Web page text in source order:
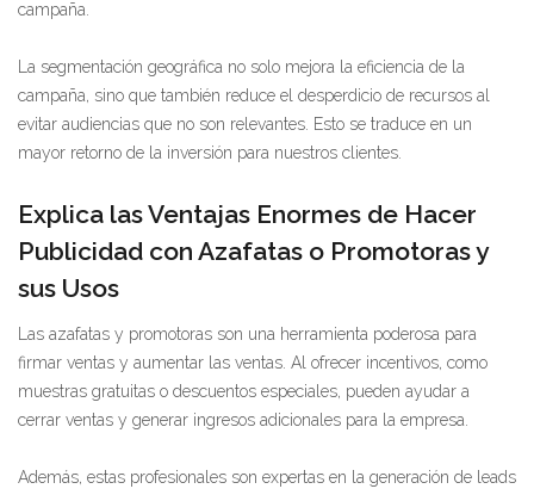
campaña.
La segmentación geográfica no solo mejora la eficiencia de la
campaña, sino que también reduce el desperdicio de recursos al
evitar audiencias que no son relevantes. Esto se traduce en un
mayor retorno de la inversión para nuestros clientes.
Explica las Ventajas Enormes de Hacer
Publicidad con Azafatas o Promotoras y
sus Usos
Las azafatas y promotoras son una herramienta poderosa para
firmar ventas y aumentar las ventas. Al ofrecer incentivos, como
muestras gratuitas o descuentos especiales, pueden ayudar a
cerrar ventas y generar ingresos adicionales para la empresa.
Además, estas profesionales son expertas en la generación de leads